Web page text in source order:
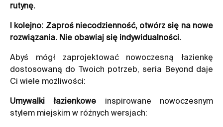
rutynę.
I kolejno: Zaproś niecodzienność, otwórz się na nowe
rozwiązania. Nie obawiaj się indywidualności.
Abyś mógł zaprojektować nowoczesną łazienkę
dostosowaną do Twoich potrzeb, seria Beyond daje
Ci wiele możliwości:
Umywalki łazienkowe inspirowane nowoczesnym
stylem miejskim w różnych wersjach: